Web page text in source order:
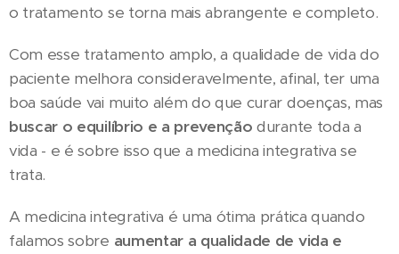
o tratamento se torna mais abrangente e completo.
Com esse tratamento amplo, a qualidade de vida do
paciente melhora consideravelmente, afinal, ter uma
boa saúde vai muito além do que curar doenças, mas
buscar o equilíbrio e a prevenção durante toda a
vida - e é sobre isso que a medicina integrativa se
trata.
A medicina integrativa é uma ótima prática quando
falamos sobre aumentar a qualidade de vida e